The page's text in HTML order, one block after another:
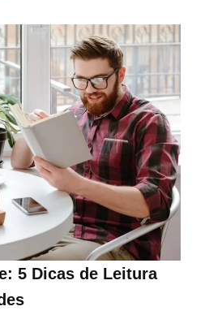
5 Dicas de Leitura